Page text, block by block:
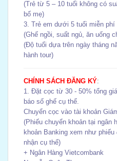
(Trẻ từ 5 – 10 tuổi không có
bố mẹ)
3. Trẻ em dưới 5 tuổi miễn phí
(Ghế ngồi, suất ngủ, ăn uống
(Độ tuổi dựa trên ngày tháng
hành tour)
CHÍNH SÁCH ĐĂNG KÝ:
1. Đặt cọc từ 30 - 50% tổng
báo số ghế cụ thể.
Chuyển cọc vào tài khoản
(Phiếu chuyển khoản tại ngân
khoản Banking xem như
nhận cụ thể)
+ Ngân Hàng Vietcombank